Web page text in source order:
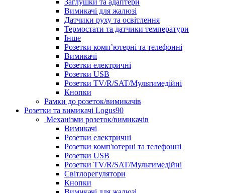
Заглушки та адаптери
Вимикачі для жалюзі
Датчики руху та освітлення
Термостати та датчики температури
Інше
Розетки комп’ютерні та телефонні
Вимикачі
Розетки електричні
Розетки USB
Розетки TV/R/SAT/Мультимедійні
Кнопки
Рамки до розеток/вимикачів
Розетки та вимикачі Logus90
Механізми розеток/вимикачів
Вимикачі
Розетки електричні
Розетки комп'ютерні та телефонні
Розетки USB
Розетки TV/R/SAT/Мультимедійні
Світлорегулятори
Кнопки